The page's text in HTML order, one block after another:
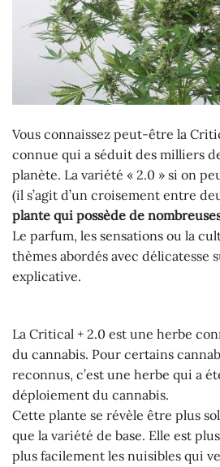
Vous connaissez peut-être la
connue qui a séduit des milliers
planète. La variété « 2.0 » si on
(il s’agit d’un croisement entre
plante qui possède de
Le parfum, les sensations ou la
thèmes abordés avec délicatesse
explicative.
La Critical + 2.0 est une herbe
du cannabis. Pour certains
reconnus, c’est une herbe qui a
déploiement du cannabis.
Cette plante se révèle être plus
que la variété de base. Elle est
plus facilement les nuisibles qui